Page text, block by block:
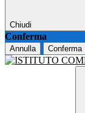
Chiudi
Conferma
Annulla Conferma